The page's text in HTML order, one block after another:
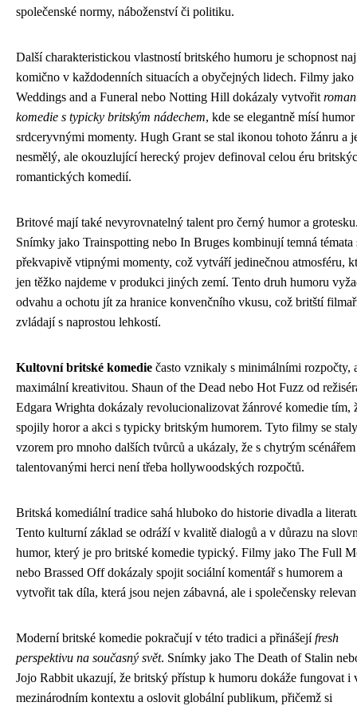
společenské normy, náboženství či politiku.
Další charakteristickou vlastností britského humoru je schopnost
komično v každodenních situacích a obyčejných lidech. Filmy jako
Weddings and a Funeral nebo Notting Hill dokázaly vytvořit
komedie s typicky britským nádechem, kde se elegantně mísí humor
srdceryvnými momenty. Hugh Grant se stal ikonou tohoto žánru a
nesmělý, ale okouzlující herecký projev definoval celou éru
romantických komedií.
Britové mají také nevyrovnatelný talent pro černý humor a
Snímky jako Trainspotting nebo In Bruges kombinují temná témata
překvapivě vtipnými momenty, což vytváří jedinečnou atmosféru,
jen těžko najdeme v produkci jiných zemí. Tento druh humoru
odvahu a ochotu jít za hranice konvenčního vkusu, což britští
zvládají s naprostou lehkostí.
Kultovní britské komedie často vznikaly s minimálními rozpočty,
maximální kreativitou. Shaun of the Dead nebo Hot Fuzz od
Edgara Wrighta dokázaly revolucionalizovat žánrové komedie tím,
spojily horor a akci s typicky britským humorem. Tyto filmy se staly
vzorem pro mnoho dalších tvůrců a ukázaly, že s chytrým scénářem
talentovanými herci není třeba hollywoodských rozpočtů.
Britská komediální tradice sahá hluboko do historie divadla a
Tento kulturní základ se odráží v kvalitě dialogů a v důrazu na
humor, který je pro britské komedie typický. Filmy jako The Full
nebo Brassed Off dokázaly spojit sociální komentář s humorem a
vytvořit tak díla, která jsou nejen zábavná, ale i společensky
Moderní britské komedie pokračují v této tradici a přinášejífresh
perspektivu na současný svět. Snímky jako The Death of Stalin
Jojo Rabbit ukazují, že britský přístup k humoru dokáže fungovat i
mezinárodním kontextu a oslovit globální publikum, přičemž si